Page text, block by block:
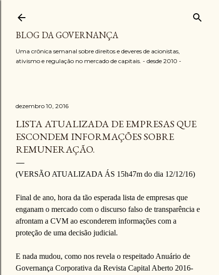
BLOG DA GOVERNANÇA
Uma crônica semanal sobre direitos e deveres de acionistas,
ativismo e regulação no mercado de capitais. - desde 2010 -
dezembro 10, 2016
LISTA ATUALIZADA DE EMPRESAS QUE
ESCONDEM INFORMAÇÕES SOBRE
REMUNERAÇÃO.
(VERSÃO ATUALIZADA ÁS 15h47m do dia 12/12/16)
Final de ano, hora da tão esperada lista de empresas que
enganam o mercado com o discurso falso de transparência e
afrontam a CVM ao esconderem informações com a
proteção de uma decisão judicial.
E nada mudou, como nos revela o respeitado Anuário de
Governança Corporativa da Revista Capital Aberto 2016-